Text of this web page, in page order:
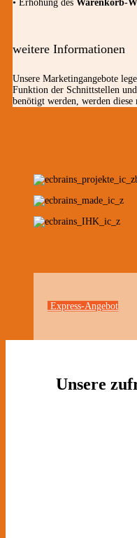
• Erhöhung des Warenkorb-
weitere Informationen
Unsere Marketingangebote
Funktion der Schnittstellen
benötigt werden, werden
Express-Angebot
Unsere